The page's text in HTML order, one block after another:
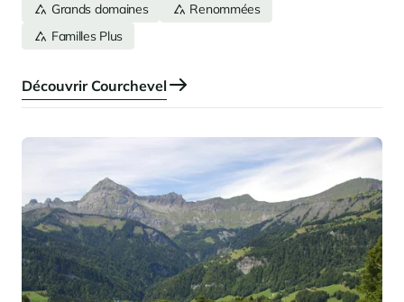
skiables au monde.
Grands domaines
Renommées
Familles Plus
Découvrir Courchevel